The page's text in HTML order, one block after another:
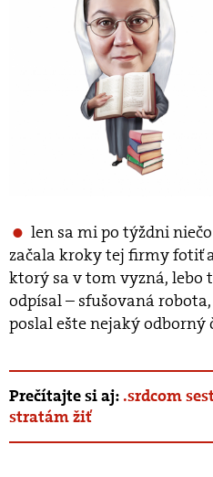
len sa mi po týždni
začala kroky tej firmy fotiť
ktorý sa v tom vyzná, lebo
odpísal – sfušovaná
poslal ešte nejaký odborný
Prečítajte si aj: .srdcom
stratám žiť